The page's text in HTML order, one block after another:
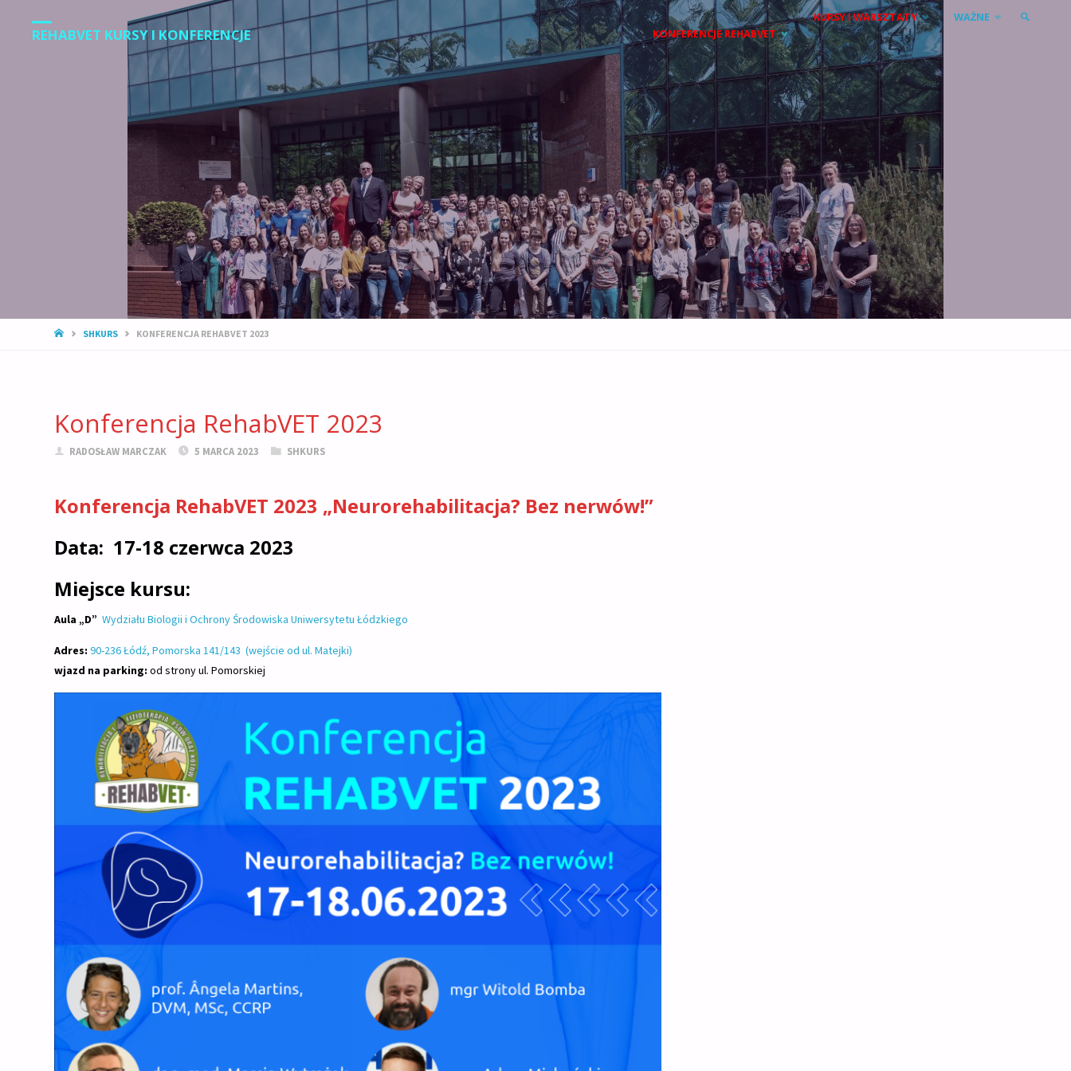
REHABVET KURSY I KONFERENCJE
Przejdź
do
treści
KONFERENCJE REHABVET
KURSY I WARSZTATY WAŻNE
STRONA
SHKURS KONFERENCJA REHABVET 2023
Konferencja RehabVET 2023
RADOSŁAW MARCZAK 5 MARCA 2023 SHKURS
Konferencja RehabVET 2023 „Neurorehabilitacja? Bez nerwów!”
Data: 17-18 czerwca 2023
Miejsce kursu:
Aula „D” Wydziału Biologii i Ochrony Środowiska Uniwersytetu Łódzkiego
Adres: 90-236 Łódź, Pomorska 141/143 (wejście od ul. Matejki)
wjazd na parking: od strony ul. Pomorskiej